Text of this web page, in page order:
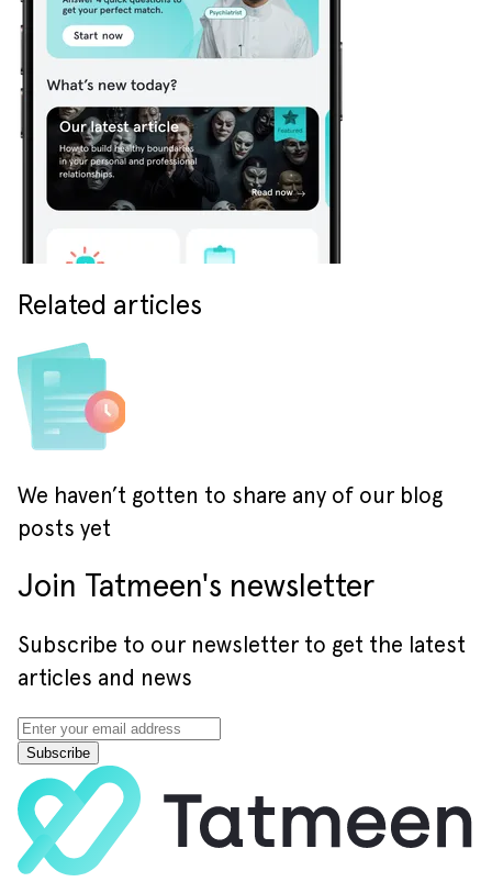
Related articles
We haven’t gotten to share any of our blog
posts yet
Join Tatmeen's newsletter
Subscribe to our newsletter to get the latest
articles and news
Subscribe